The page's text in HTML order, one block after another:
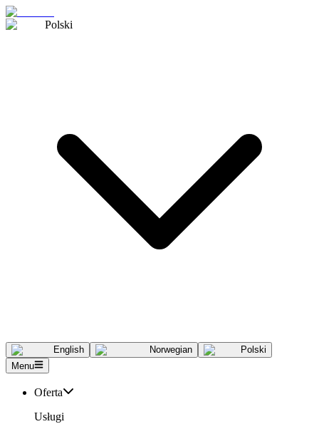
Polski
English Norwegian
Polski
Menu
Oferta
Usługi